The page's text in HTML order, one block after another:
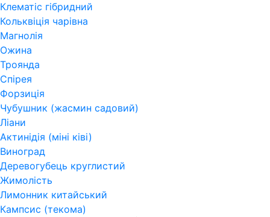
Клематіс гібридний
Кольквіція чарівна
Магнолія
Ожина
Троянда
Спірея
Форзиція
Чубушник (жасмин садовий)
Ліани
Актинідія (міні ківі)
Виноград
Деревогубець круглистий
Жимолість
Лимонник китайський
Кампсис (текома)